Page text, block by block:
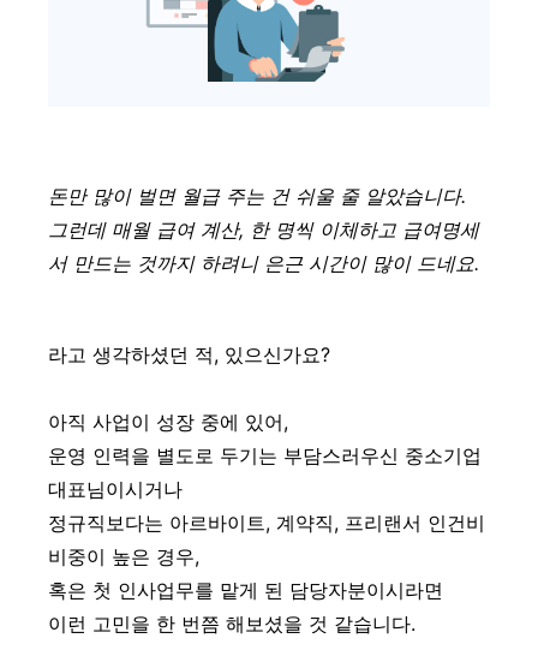
돈만 많이 벌면 월급 주는 건 쉬울 줄 알았습니다.
그런데 매월 급여 계산, 한 명씩 이체하고 급여명세
서 만드는 것까지 하려니 은근 시간이 많이 드네요.
라고 생각하셨던 적, 있으신가요?
아직 사업이 성장 중에 있어,
운영 인력을 별도로 두기는 부담스러우신 중소기업
대표님이시거나
정규직보다는 아르바이트, 계약직, 프리랜서 인건비
비중이 높은 경우,
혹은 첫 인사업무를 맡게 된 담당자분이시라면
이런 고민을 한 번쯤 해보셨을 것 같습니다.